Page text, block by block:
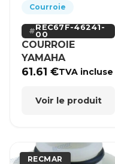
Courroie
REC67F-46241-
00
COURROIE
YAMAHA
61.61€TVA incluse
Voir le produit
RECMAR